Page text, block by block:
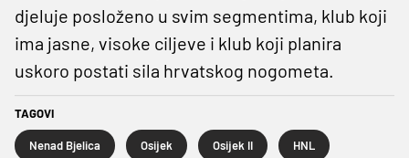
djeluje posloženo u svim segmentima, klub koji
ima jasne, visoke ciljeve i klub koji planira
uskoro postati sila hrvatskog nogometa.
TAGOVI
Nenad Bjelica Osijek Osijek II HNL